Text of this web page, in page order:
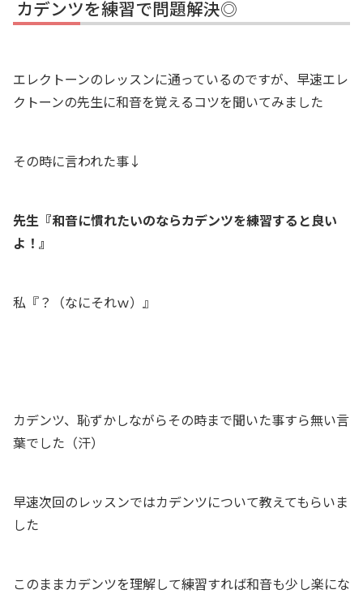
カデンツを練習で問題解決◎
エレクトーンのレッスンに通っているのですが、早速エレ
クトーンの先生に和音を覚えるコツを聞いてみました
その時に言われた事↓
先生『和音に慣れたいのならカデンツを練習すると良い
よ！』
私『？（なにそれｗ）』
カデンツ、恥ずかしながらその時まで聞いた事すら無い言
葉でした（汗）
早速次回のレッスンではカデンツについて教えてもらいま
した
このままカデンツを理解して練習すれば和音も少し楽にな